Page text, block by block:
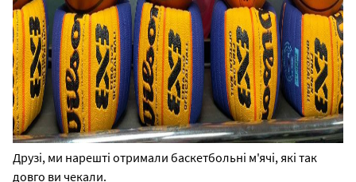
Друзі, ми нарешті отримали баскетбольні м'ячі, які так
довго ви чекали.